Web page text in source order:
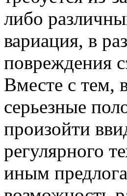
либо
вариация, в
повреждения
Вместе с тем,
серьезные
произойти
регулярного
иным